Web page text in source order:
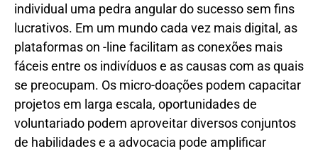
individual uma pedra angular do sucesso sem fins
lucrativos. Em um mundo cada vez mais digital, as
plataformas on -line facilitam as conexões mais
fáceis entre os indivíduos e as causas com as quais
se preocupam. Os micro-doações podem capacitar
projetos em larga escala, oportunidades de
voluntariado podem aproveitar diversos conjuntos
de habilidades e a advocacia pode amplificar